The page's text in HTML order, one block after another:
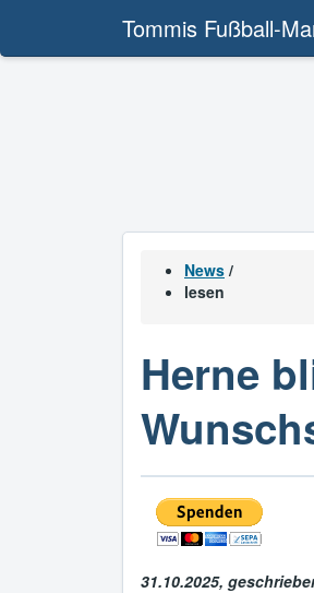
Tommis Fußball-
News /
lesen
Herne
31.10.2025,